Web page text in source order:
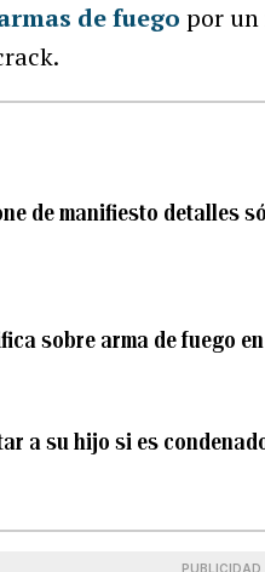
de fuego por un
de manifiesto detalles
sobre arma de fuego
a su hijo si es
PUBLICIDAD